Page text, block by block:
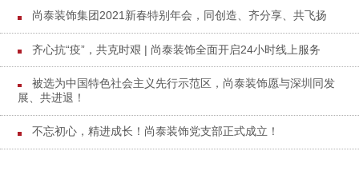
尚泰装饰集团2021新春特别年会，同创造、齐分享、共飞扬
齐心抗“疫”，共克时艰 | 尚泰装饰全面开启24小时线上服务
被选为中国特色社会主义先行示范区，尚泰装饰愿与深圳同发
展、共进退！
不忘初心，精进成长！尚泰装饰党支部正式成立！